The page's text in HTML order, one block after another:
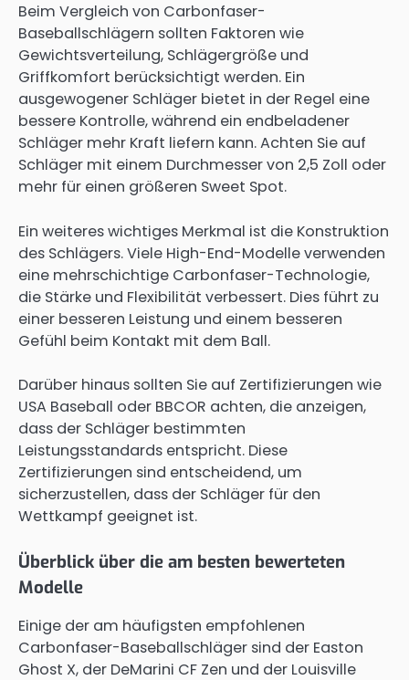
Beim Vergleich von Carbonfaser-
Baseballschlägern sollten Faktoren wie
Gewichtsverteilung, Schlägergröße und
Griffkomfort berücksichtigt werden. Ein
ausgewogener Schläger bietet in der Regel eine
bessere Kontrolle, während ein endbeladener
Schläger mehr Kraft liefern kann. Achten Sie auf
Schläger mit einem Durchmesser von 2,5 Zoll oder
mehr für einen größeren Sweet Spot.
Ein weiteres wichtiges Merkmal ist die Konstruktion
des Schlägers. Viele High-End-Modelle verwenden
eine mehrschichtige Carbonfaser-Technologie,
die Stärke und Flexibilität verbessert. Dies führt zu
einer besseren Leistung und einem besseren
Gefühl beim Kontakt mit dem Ball.
Darüber hinaus sollten Sie auf Zertifizierungen wie
USA Baseball oder BBCOR achten, die anzeigen,
dass der Schläger bestimmten
Leistungsstandards entspricht. Diese
Zertifizierungen sind entscheidend, um
sicherzustellen, dass der Schläger für den
Wettkampf geeignet ist.
Überblick über die am besten bewerteten
Modelle
Einige der am häufigsten empfohlenen
Carbonfaser-Baseballschläger sind der Easton
Ghost X, der DeMarini CF Zen und der Louisville